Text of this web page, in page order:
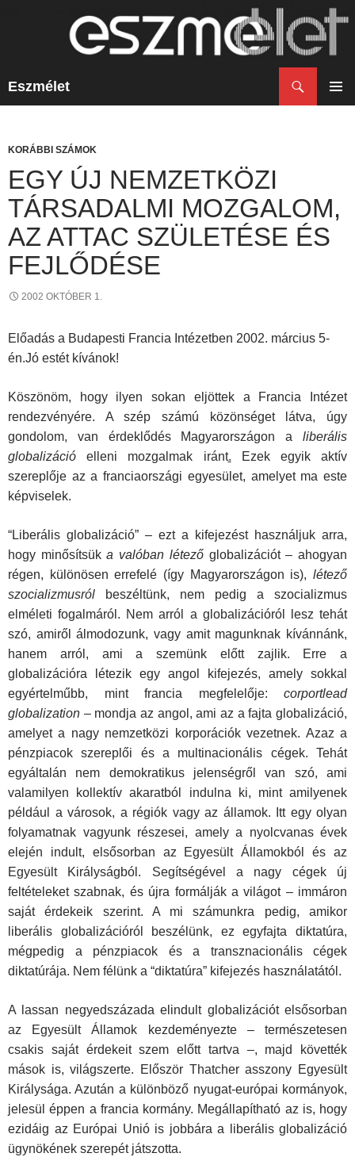
Eszmélet
KORÁBBI SZÁMOK
EGY ÚJ NEMZETKÖZI
TÁRSADALMI MOZGALOM,
AZ ATTAC SZÜLETÉSE ÉS
FEJLŐDÉSE
2002 OKTÓBER 1.
Előadás a Budapesti Francia Intézetben 2002. március 5-
én.Jó estét kívánok!
Köszönöm, hogy ilyen sokan eljöttek a Francia Intézet
rendezvényére. A szép számú közönséget látva, úgy
gondolom, van érdeklődés Magyarországon a liberális
globalizáció elleni mozgalmak iránt. Ezek egyik aktív
szereplője az a franciaországi egyesület, amelyet ma este
képviselek.
“Liberális globalizáció” – ezt a kifejezést használjuk arra,
hogy minősítsüka valóban létező globalizációt – ahogyan
régen, különösen errefelé (így Magyarországon is), létező
szocializmusról beszéltünk, nem pedig a szocializmus
elméleti fogalmáról. Nem arról a globalizációról lesz tehát
szó, amiről álmodozunk, vagy amit magunknak kívánnánk,
hanem arról, ami a szemünk előtt zajlik. Erre a
globalizációra létezik egy angol kifejezés, amely sokkal
egyértelműbb, mint francia megfelelője: corportlead
globalization – mondja az angol, ami az a fajta globalizáció,
amelyet a nagy nemzetközi korporációk vezetnek. Azaz a
pénzpiacok szereplői és a multinacionális cégek. Tehát
egyáltalán nem demokratikus jelenségről van szó, ami
valamilyen kollektív akaratból indulna ki, mint amilyenek
például a városok, a régiók vagy az államok. Itt egy olyan
folyamatnak vagyunk részesei, amely a nyolcvanas évek
elején indult, elsősorban az Egyesült Államokból és az
Egyesült Királyságból. Segítségével a nagy cégek új
feltételeket szabnak, és újra formálják a világot – immáron
saját érdekeik szerint. A mi számunkra pedig, amikor
liberális globalizációról beszélünk, ez egyfajta diktatúra,
mégpedig a pénzpiacok és a transznacionális cégek
diktatúrája. Nem félünk a “diktatúra” kifejezés használatától.
A lassan negyedszázada elindult globalizációt elsősorban
az Egyesült Államok kezdeményezte – természetesen
csakis saját érdekeit szem előtt tartva –, majd követték
mások is, világszerte. Először Thatcher asszony Egyesült
Királysága. Azután a különböző nyugat-európai kormányok,
jelesül éppen a francia kormány. Megállapítható az is, hogy
ezidáig az Európai Unió is jobbára a liberális globalizáció
ügynökének szerepét játszotta.